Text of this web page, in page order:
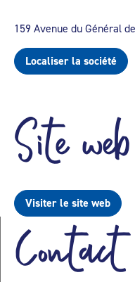
159 Avenue du Général
Localiser la société
Site web
Visiter le site web
Contact